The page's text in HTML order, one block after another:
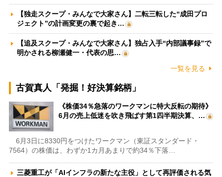
【独走スクープ・みんなで大家さん】二転三転した“成田プロ
ジェクト”の計画変更の裏で起き…
【追及スクープ・みんなで大家さん】独占入手“内部議事録”で
明かされる柳瀬健一・代表の思…
一覧を見る
古賀真人「発掘！好決算銘柄」
《株価34％急落のワークマンに特大反転の期待》
6月の売上低迷を吹き飛ばす第1四半期決算、…
6月3日に8330円をつけたワークマン（東証スタンダード・
7564）の株価は、わずか1カ月あまりで約34％下落…
三菱重工が「AIインフラの新たな主役」として再評価される気